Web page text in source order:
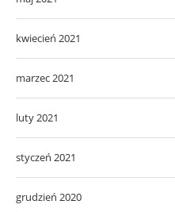
kwiecień 2021
marzec 2021
luty 2021
styczeń 2021
grudzień 2020